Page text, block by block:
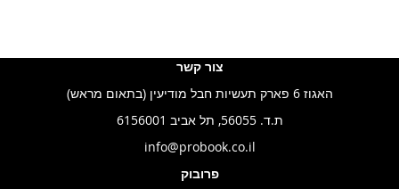
צור קשר
האגוז 6 פארק תעשיות חבל מודיעין (בתאום מראש)
ת.ד. 56055, תל אביב 6156001
info@probook.co.il
פרובוק